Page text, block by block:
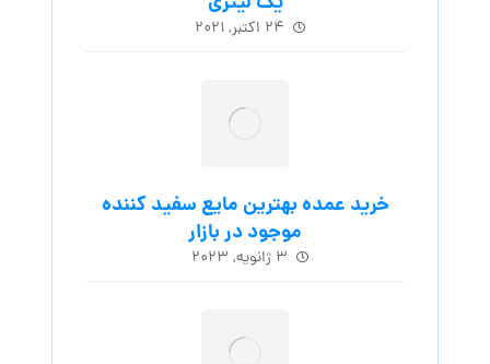
۲۴ اکتبر, ۲۰۲۱
خرید عمده بهترین مایع سفید کننده
موجود در بازار
۳ ژانویه, ۲۰۲۳